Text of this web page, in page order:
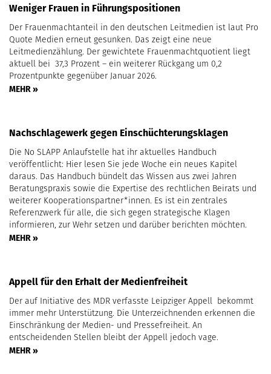
Weniger Frauen in Führungspositionen
Der Frauenmachtanteil in den deutschen Leitmedien ist laut Pro
Quote Medien erneut gesunken. Das zeigt eine neue
Leitmedienzählung. Der gewichtete Frauenmachtquotient liegt
aktuell bei 37,3 Prozent – ein weiterer Rückgang um 0,2
Prozentpunkte gegenüber Januar 2026.
MEHR »
Nachschlagewerk gegen Einschüchterungsklagen
Die No SLAPP Anlaufstelle hat ihr aktuelles Handbuch
veröffentlicht: Hier lesen Sie jede Woche ein neues Kapitel
daraus. Das Handbuch bündelt das Wissen aus zwei Jahren
Beratungspraxis sowie die Expertise des rechtlichen Beirats und
weiterer Kooperationspartner*innen. Es ist ein zentrales
Referenzwerk für alle, die sich gegen strategische Klagen
informieren, zur Wehr setzen und darüber berichten möchten.
MEHR »
Appell für den Erhalt der Medienfreiheit
Der auf Initiative des MDR verfasste Leipziger Appell bekommt
immer mehr Unterstützung. Die Unterzeichnenden erkennen die
Einschränkung der Medien- und Pressefreiheit. An
entscheidenden Stellen bleibt der Appell jedoch vage.
MEHR »